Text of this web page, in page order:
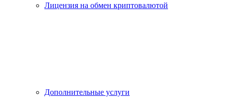
Лицензия на обмен криптовалютой
Дополнительные услуги